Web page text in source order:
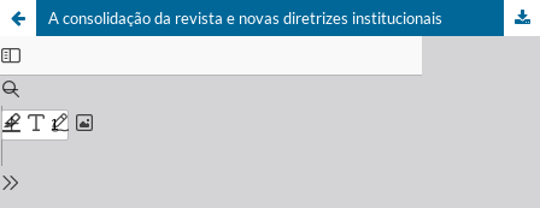
A consolidação da revista e novas diretrizes institucionais